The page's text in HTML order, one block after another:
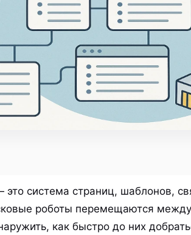
это система страниц, шаблонов,
роботы перемещаются
как быстро до них